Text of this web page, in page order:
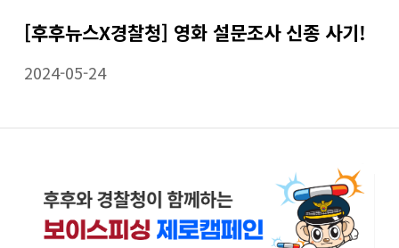
[후후뉴스X경찰청] 영화 설문조사 신종 사기!
2024-05-24